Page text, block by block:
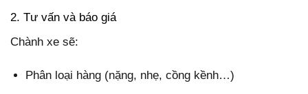
2. Tư vấn và báo giá
Chành xe sẽ:
Phân loại hàng (nặng, nhẹ, cồng kềnh…)